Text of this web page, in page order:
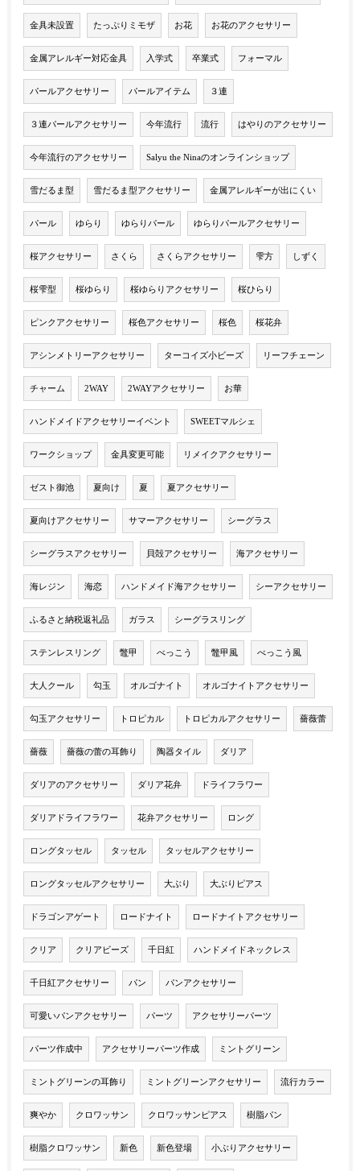
金具未設置 たっぷりミモザ お花 お花のアクセサリー
金属アレルギー対応金具 入学式 卒業式 フォーマル
パールアクセサリー パールアイテム ３連
３連パールアクセサリー 今年流行 流行 はやりのアクセサリー
今年流行のアクセサリー Salyu the Ninaのオンラインショップ
雪だるま型 雪だるま型アクセサリー 金属アレルギーが出にくい
パール ゆらり ゆらりパール ゆらりパールアクセサリー
桜アクセサリー さくら さくらアクセサリー 雫方 しずく
桜雫型 桜ゆらり 桜ゆらりアクセサリー 桜ひらり
ピンクアクセサリー 桜色アクセサリー 桜色 桜花弁
アシンメトリーアクセサリー ターコイズ小ビーズ リーフチェーン
チャーム 2WAY 2WAYアクセサリー お華
ハンドメイドアクセサリーイベント SWEETマルシェ
ワークショップ 金具変更可能 リメイクアクセサリー
ゼスト御池 夏向け 夏 夏アクセサリー
夏向けアクセサリー サマーアクセサリー シーグラス
シーグラスアクセサリー 貝殻アクセサリー 海アクセサリー
海レジン 海恋 ハンドメイド海アクセサリー シーアクセサリー
ふるさと納税返礼品 ガラス シーグラスリング
ステンレスリング 鼈甲 べっこう 鼈甲風 べっこう風
大人クール 勾玉 オルゴナイト オルゴナイトアクセサリー
勾玉アクセサリー トロピカル トロピカルアクセサリー 薔薇蕾
薔薇 薔薇の蕾の耳飾り 陶器タイル ダリア
ダリアのアクセサリー ダリア花弁 ドライフラワー
ダリアドライフラワー 花弁アクセサリー ロング
ロングタッセル タッセル タッセルアクセサリー
ロングタッセルアクセサリー 大ぶり 大ぶりピアス
ドラゴンアゲート ロードナイト ロードナイトアクセサリー
クリア クリアビーズ 千日紅 ハンドメイドネックレス
千日紅アクセサリー パン パンアクセサリー
可愛いパンアクセサリー パーツ アクセサリーパーツ
パーツ作成中 アクセサリーパーツ作成 ミントグリーン
ミントグリーンの耳飾り ミントグリーンアクセサリー 流行カラー
爽やか クロワッサン クロワッサンピアス 樹脂パン
樹脂クロワッサン 新色 新色登場 小ぶりアクセサリー